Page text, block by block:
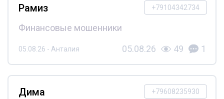
+79104342734
Рамиз
Финансовые мошенники
05.08.26 - Анталия 05.08.26 49 1
+79608235930
Дима